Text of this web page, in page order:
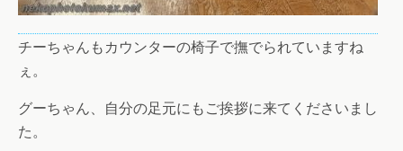
チーちゃんもカウンターの椅子で撫でられていますね
ぇ。
グーちゃん、自分の足元にもご挨拶に来てくださいまし
た。